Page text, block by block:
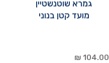
גמרא שוטנשטיין
מועד קטן בנוני
104.00 ₪